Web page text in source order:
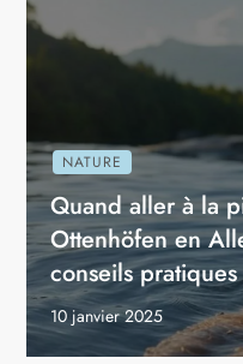
NATURE
Quand aller à la
Ottenhöfen en
conseils pratiques
10 janvier 2025